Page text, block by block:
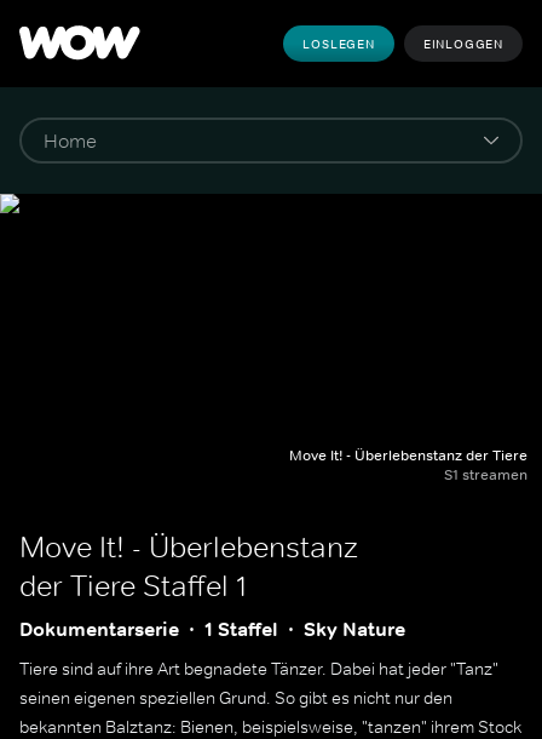
LOSLEGEN EINLOGGEN
Move It! - Überlebenstanz der Tiere
S1 streamen
Move It! - Überlebenstanz
der Tiere Staffel 1
Dokumentarserie 1 Staffel Sky Nature
Tiere sind auf ihre Art begnadete Tänzer. Dabei hat jeder "Tanz"
seinen eigenen speziellen Grund. So gibt es nicht nur den
bekannten Balztanz: Bienen, beispielsweise, "tanzen" ihrem Stock